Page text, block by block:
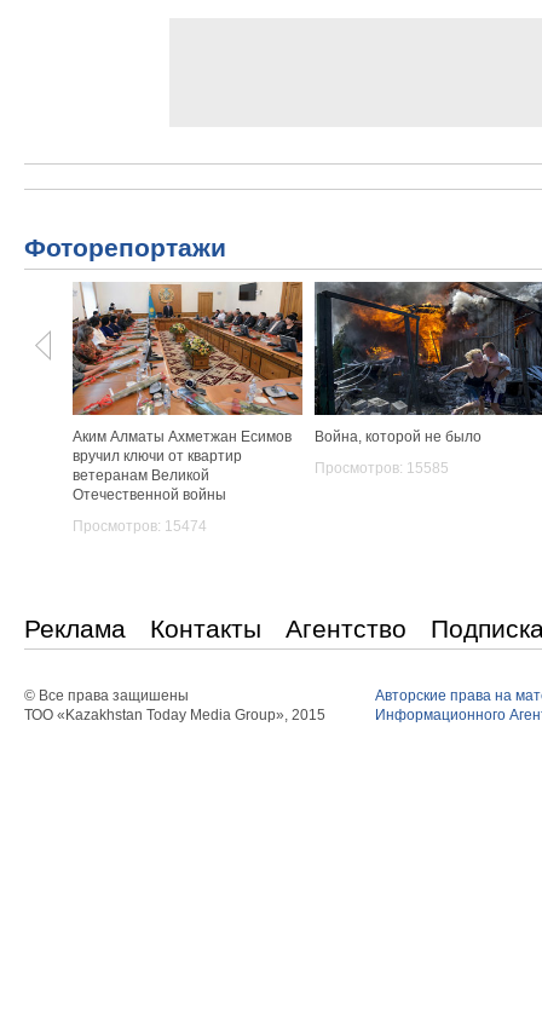
Фоторепортажи
Аким Алматы Ахметжан Есимов
вручил ключи от квартир
ветеранам Великой
Отечественной войны
Просмотров: 15474
Война, которой не было
Просмотров: 15585
Реклама Контакты Агентство
© Все права защишены
ТОО «Kazakhstan Today Media Group», 2015
Авторские права на
Информационного